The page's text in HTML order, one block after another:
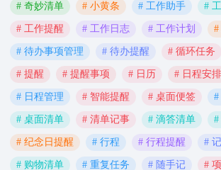
# 奇妙清单 # 小黄条 # 工作助手 #
# 工作提醒 # 工作日志 # 工作计划 #
# 待办事项管理 # 待办提醒 # 循环任务
# 提醒 # 提醒事项 # 日历 # 日程安排
# 日程管理 # 智能提醒 # 桌面便签 #
# 桌面清单 # 清单记事 # 滴答清单 #
# 纪念日提醒 # 行程 # 行程提醒 #
# 购物清单 # 重复任务 # 随手记 #